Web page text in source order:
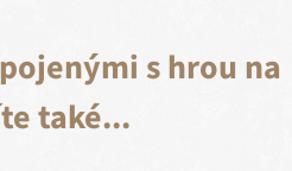
s hrou na
také...